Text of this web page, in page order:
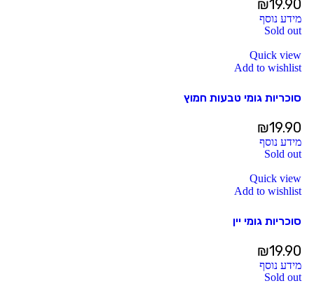
₪19.90
מידע נוסף
Sold out
Quick view
Add to wishlist
סוכריות גומי טבעות חמוץ
₪19.90
מידע נוסף
Sold out
Quick view
Add to wishlist
סוכריות גומי יין
₪19.90
מידע נוסף
Sold out